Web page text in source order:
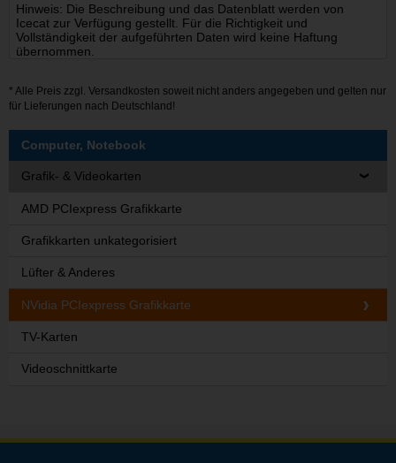
Hinweis: Die Beschreibung und das Datenblatt werden von
Icecat zur Verfügung gestellt. Für die Richtigkeit und
Vollständigkeit der aufgeführten Daten wird keine Haftung
übernommen.
* Alle Preis zzgl. Versandkosten soweit nicht anders angegeben und gelten nur
für Lieferungen nach Deutschland!
Computer, Notebook
Grafik- & Videokarten
AMD PCIexpress Grafikkarte
Grafikkarten unkategorisiert
Lüfter & Anderes
NVidia PCIexpress Grafikkarte
TV-Karten
Videoschnittkarte